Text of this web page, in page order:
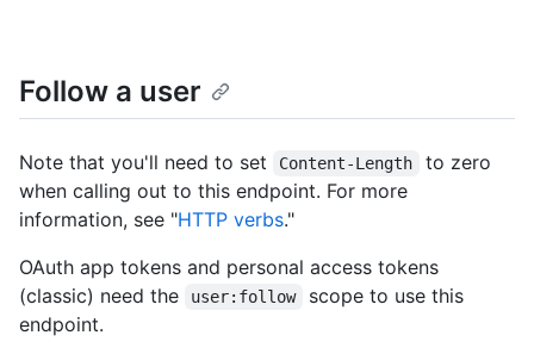
Follow a user
Note that you'll need to set Content-Length
to zero
when calling out to this endpoint. For more
information, see "HTTP verbs."
OAuth app tokens and personal access tokens
(classic) need the
user:follow
scope to use this
endpoint.